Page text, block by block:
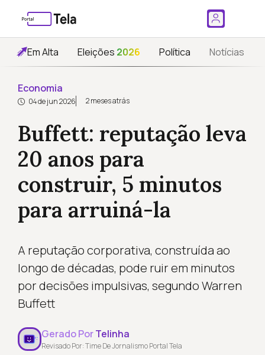
Em Alta Eleições 2026 Política Notícias
Economia
04 de jun 2026 2 meses atrás
Buffett: reputação leva
20 anos para
construir, 5 minutos
para arruiná-la
A reputação corporativa, construída ao
longo de décadas, pode ruir em minutos
por decisões impulsivas, segundo Warren
Buffett
Gerado PorTelinha
Revisado Por: Time De Jornalismo Portal Tela